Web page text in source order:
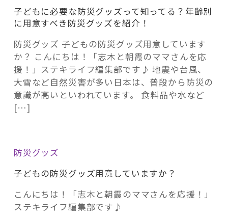
「モノ」
fleXe リノベ事例
「ひと」
これからの暮らし 住み替え相談
子どもに必要な防災グッズって知ってる？年齢別
に用意すべき防災グッズを紹介！
防災グッズ 子どもの防災グッズ用意しています
か？ こんにちは！「志木と朝霞のママさんを応
援！」ステキライフ編集部です♪ 地震や台風、
大雪など自然災害が多い日本は、普段から防災の
意識が高いといわれています。 食料品や水など
[…]
防災グッズ
子どもの防災グッズ用意していますか？
こんにちは！「志木と朝霞のママさんを応援！」
ステキライフ編集部です♪